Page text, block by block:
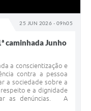
25 JUN 2026 - 09h05
caminhada Junho
a conscientização e
contra a pessoa
a sociedade sobre a
e a dignidade
as denúncias. A